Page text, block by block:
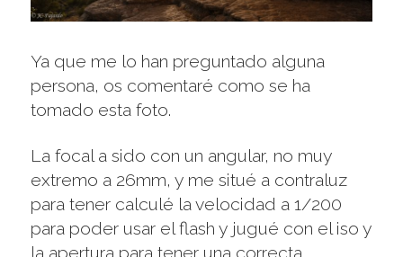
Ya que me lo han preguntado alguna
persona, os comentaré como se ha
tomado esta foto.
La focal a sido con un angular, no muy
extremo a 26mm, y me situé a contraluz
para tener calculé la velocidad a 1/200
para poder usar el flash y jugué con el iso y
la apertura para tener una correcta